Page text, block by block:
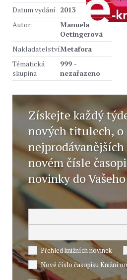
Datum vydání 2013
Autor:
Manuela
Oetingerová
NakladatelstvíMetafora
Tématická
skupina
999 -
nezařazeno
Získejte každý
nových titulech, o
novém čísle
novinky do
Přehled knižních novinek
Nové číslo časopisu Knižní